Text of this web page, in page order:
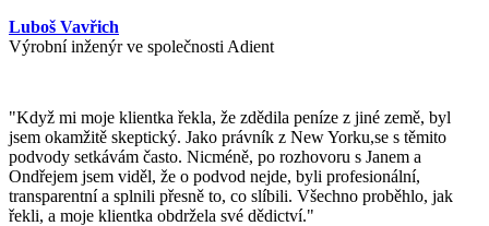
Luboš Vavřich
Výrobní inženýr ve společnosti Adient
"Když mi moje klientka řekla, že zdědila peníze z jiné země, byl
jsem okamžitě skeptický. Jako právník z New Yorku,se s těmito
podvody setkávám často. Nicméně, po rozhovoru s Janem a
Ondřejem jsem viděl, že o podvod nejde, byli profesionální,
transparentní a splnili přesně to, co slíbili. Všechno proběhlo, jak
řekli, a moje klientka obdržela své dědictví."